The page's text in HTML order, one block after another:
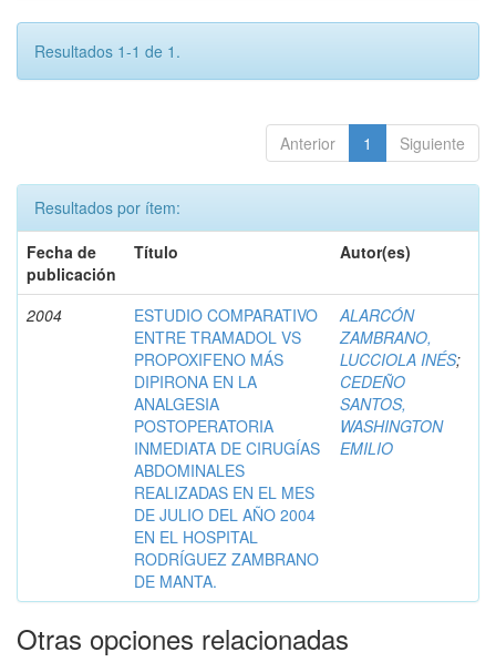
Resultados 1-1 de 1.
Anterior 1 Siguiente
Resultados por ítem:
Fecha de
publicación
Título Autor(es)
2004
ESTUDIO COMPARATIVO
ENTRE TRAMADOL VS
PROPOXIFENO MÁS
DIPIRONA EN LA
ANALGESIA
POSTOPERATORIA
INMEDIATA DE CIRUGÍAS
ABDOMINALES
REALIZADAS EN EL MES
DE JULIO DEL AÑO 2004
EN EL HOSPITAL
RODRÍGUEZ ZAMBRANO
DE MANTA.
ALARCÓN
ZAMBRANO,
LUCCIOLA INÉS;
CEDEÑO
SANTOS,
WASHINGTON
EMILIO
Otras opciones relacionadas